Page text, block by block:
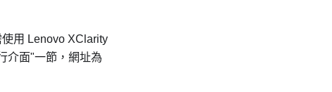
用 Lenovo XClarity
介面 一節，網址為